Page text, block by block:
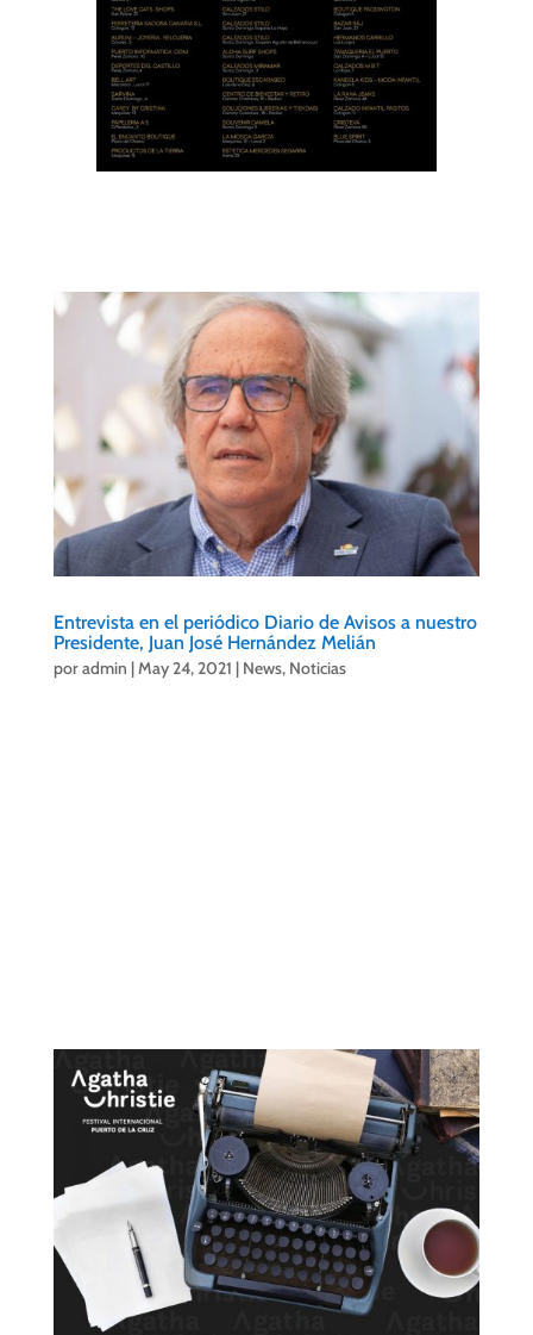
Entrevista en el periódico Diario de Avisos a nuestro
Presidente, Juan José Hernández Melián
poradmin |May 24, 2021 | News, Noticias